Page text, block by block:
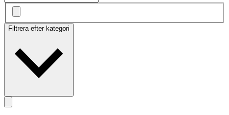
Filtrera efter kategori